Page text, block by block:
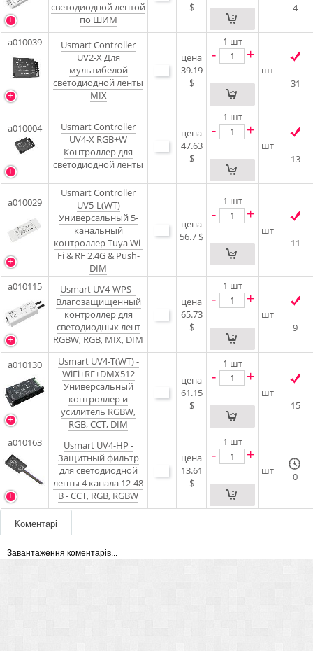
светодиодной лентой
по ШИМ
$
4
a010039
Usmart Controller
UV2-X Для
мультибелой
светодиодной ленты
MIX
цена
39.19
$
1 шт
- +
шт
31
a010004
Usmart Controller
UV4-X RGB+W
Контроллер для
светодиодной ленты
цена
47.63
$
1 шт
- +
шт
13
a010029
Usmart Controller
UV5-L(WT)
Универсальный 5-
канальный
контроллер Tuya Wi-
Fi & RF 2.4G & Push-
DIM
цена
56.7 $
1 шт
- +
шт
11
a010115
Usmart UV4-WPS -
Влагозащищенный
контроллер для
светодиодных лент
RGBW, RGB, MIX, DIM
цена
65.73
$
1 шт
- +
шт
9
a010130
Usmart UV4-T(WT) -
WiFi+RF+DMX512
Универсальный
контроллер и
усилитель RGBW,
RGB, CCT, DIM
цена
61.15
$
1 шт
- +
шт
15
a010163
Usmart UV4-HP -
Защитный фильтр
для светодиодной
ленты 4 канала 12-48
В - CCT, RGB, RGBW
цена
13.61
$
1 шт
- +
шт 0
Коментарі
Завантаження коментарів...